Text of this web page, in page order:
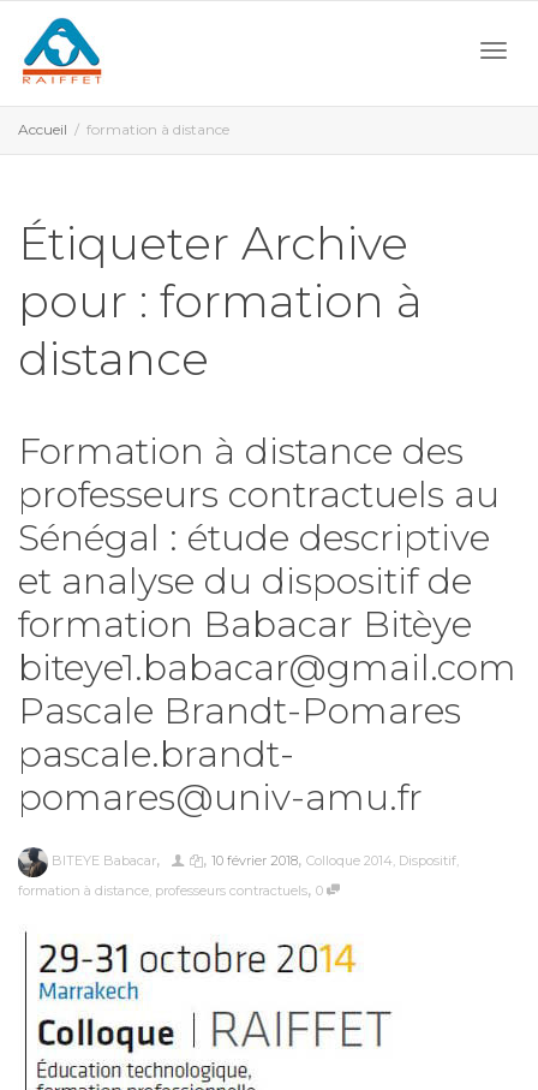
Accueil formation à distance
Étiqueter Archive
pour : formation à
distance
Formation à distance des
professeurs contractuels au
Sénégal : étude descriptive
et analyse du dispositif de
formation Babacar Bitèye
biteye1.babacar@gmail.com
Pascale Brandt-Pomares
pascale.brandt-
pomares@univ-amu.fr
BITEYE Babacar, , 10 février 2018, Colloque 2014, Dispositif,
formation à distance, professeurs contractuels, 0